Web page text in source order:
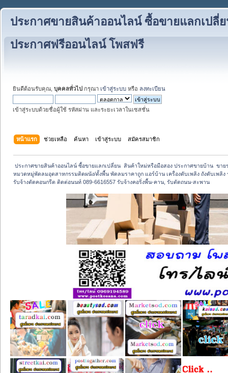
ประกาศขายสินค้าออนไลน์ ซื้อขายแลกเปลี่
ประกาศฟรีออนไลน์ โพสฟรี
ยินดีต้อนรับคุณ, บุคคลทั่วไป กรุณา เข้าสู่ระบบ หรือ ลงทะเบียน
เข้าสู่ระบบด้วยชื่อผู้ใช้ รหัสผ่าน และระยะเวลาในเซสชั่น
หน้าแรก ช่วยเหลือ ค้นหา เข้าสู่ระบบ สมัครสมาชิก
ประกาศขายสินค้าออนไลน์ ซื้อขายแลกเปลี่ยน  สินค้าใหม่หรือมือสอง ประกาศขายบ้าน  ขา
หมวดหมู่พัดลมอุตสาหกรรมติดผนัง/ตั้งพื้น พัดลมราคาถูก แอร์บ้าน เครื่องดับเพลิง ถังดับเพลิง
รับจ้างตัดคอนกรีต ติดต่อนนท์ 089-6616557 รับจ้างคอริ่งพื้น-คาน, รับตัดถนน-สะพาน